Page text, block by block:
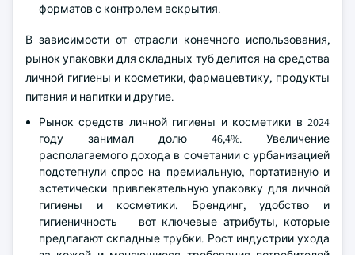
форматов с контролем вскрытия.
В зависимости от отрасли конечного использования,
рынок упаковки для складных туб делится на средства
личной гигиены и косметики, фармацевтику, продукты
питания и напитки и другие.
Рынок средств личной гигиены и косметики в 2024
году занимал долю 46,4%. Увеличение
располагаемого дохода в сочетании с урбанизацией
подстегнули спрос на премиальную, портативную и
эстетически привлекательную упаковку для личной
гигиены и косметики. Брендинг, удобство и
гигиеничность — вот ключевые атрибуты, которые
предлагают складные трубки. Рост индустрии ухода